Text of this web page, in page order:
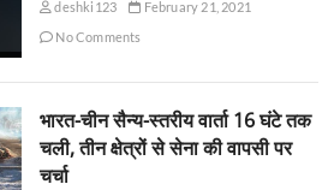
deshki123
February 21, 2021
No Comments
भारत-चीन सैन्य-स्तरीय वार्ता 16 घंटे तक
चली, तीन क्षेत्रों से सेना की वापसी पर
चर्चा